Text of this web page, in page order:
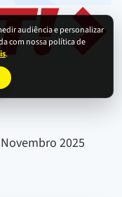
audiência e personalizar
com nossa política de
.
2025